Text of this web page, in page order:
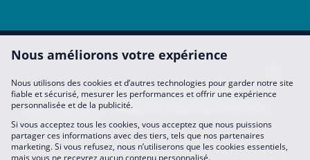
Mentions légales About Us FAQ
Se Joindre à Nous
Devenir partenaire
Politique de confidentialité des données
Mes préférences
Nous améliorons votre expérience
Nous utilisons des cookies et d’autres technologies pour garder notre site
fiable et sécurisé, mesurer les performances et offrir une expérience
personnalisée et de la publicité.
Si vous acceptez tous les cookies, vous acceptez que nous puissions
partager ces informations avec des tiers, tels que nos partenaires
marketing. Si vous refusez, nous n’utiliserons que les cookies essentiels,
mais vous ne recevrez aucun contenu personnalisé.